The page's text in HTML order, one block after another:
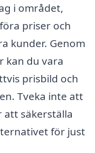
i området,
priser och
kunder. Genom
kan du vara
prisbild och
Tveka inte att
säkerställa
för just